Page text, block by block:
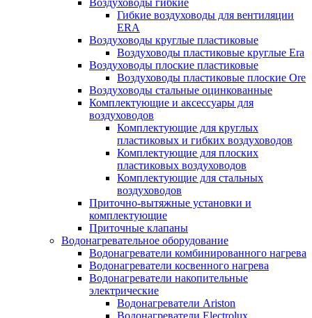
Воздуховоды гибкие
Гибкие воздуховоды для вентиляции
ERA
Воздуховоды круглые пластиковые
Воздуховоды пластиковые круглые Era
Воздуховоды плоские пластиковые
Воздуховоды пластиковые плоские Ore
Воздуховоды стальные оцинкованные
Комплектующие и аксессуары для
воздуховодов
Комплектующие для круглых
пластиковых и гибких воздуховодов
Комплектующие для плоских
пластиковых воздуховодов
Комплектующие для стальных
воздуховодов
Приточно-вытяжные установки и
комплектующие
Приточные клапаны
Водонагревательное оборудование
Водонагреватели комбинированного нагрева
Водонагреватели косвенного нагрева
Водонагреватели накопительные
электрические
Водонагреватели Ariston